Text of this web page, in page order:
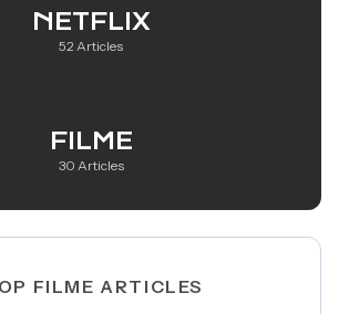
NETFLIX
52 Articles
FILME
30 Articles
FILME ARTICLES